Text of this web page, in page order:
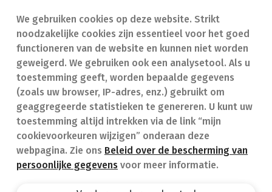
We gebruiken cookies op deze website. Strikt
noodzakelijke cookies zijn essentieel voor het goed
functioneren van de website en kunnen niet worden
geweigerd. We gebruiken ook een analysetool. Als u
toestemming geeft, worden bepaalde gegevens
(zoals uw browser, IP-adres, enz.) gebruikt om
geaggregeerde statistieken te genereren. U kunt uw
toestemming altijd intrekken via de link “mijn
cookievoorkeuren wijzigen” onderaan deze
webpagina. Zie ons Beleid over de bescherming van
persoonlijke gegevens voor meer informatie.
Vind een apotheek
Onze expertise
Ziekten
Geneesmiddelen
In geval van nood
Contact
Veelgestelde vragen
(FAQ)